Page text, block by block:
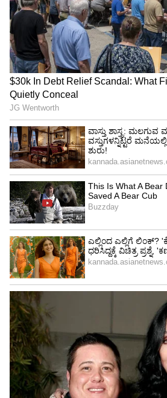
ಸರ್ಕಾರ ಬಂದು 20 ದಿನ ಆಗಿಲ್ಲ,
ತೆಗೆದುಕೊಳ್ಳುವುದು: ಎಚ್‌ಡಿಕೆ
ಕಿಡಿ
ಶಿವಮೊಗ್ಗ ಜಿಲ್ಲೆಯಲ್ಲಿ ಹುದ್ದೆಗಳ
167- ಪಶು ಆರೋಗ್ಯ ಕೇಂದ್ರಗಳು
682-ಮಂಜೂರಾದ ಹುದ್ದೆ
269- ಭರ್ತಿಯಾದ ಹುದ್ದೆ
413 -ಖಾಲಿ ಉಳಿದ ಹುದ್ದೆ